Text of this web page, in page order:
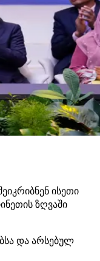
ისეთი
ზღვაში
და არსებულ